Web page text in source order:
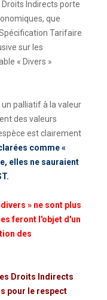
OTR
Droits Indirects porte
que
Tarifaire
sur les
« Divers »
palliatif à la valeur
des valeurs
est clairement
comme «
elles ne sauraient
» ne sont plus
feront l'objet d'un
des
Droits Indirects
pour le respect